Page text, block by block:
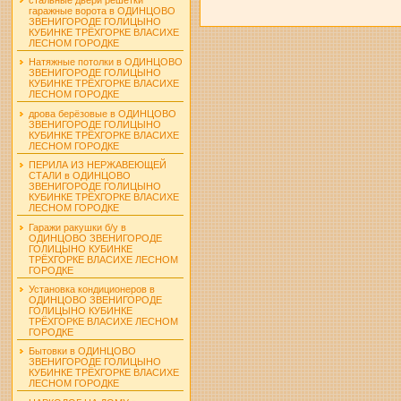
гаражные ворота в ОДИНЦОВО
ЗВЕНИГОРОДЕ ГОЛИЦЫНО
КУБИНКЕ ТРЁХГОРКЕ ВЛАСИХЕ
ЛЕСНОМ ГОРОДКЕ
Натяжные потолки в ОДИНЦОВО
ЗВЕНИГОРОДЕ ГОЛИЦЫНО
КУБИНКЕ ТРЁХГОРКЕ ВЛАСИХЕ
ЛЕСНОМ ГОРОДКЕ
дрова берёзовые в ОДИНЦОВО
ЗВЕНИГОРОДЕ ГОЛИЦЫНО
КУБИНКЕ ТРЁХГОРКЕ ВЛАСИХЕ
ЛЕСНОМ ГОРОДКЕ
ПЕРИЛА ИЗ НЕРЖАВЕЮЩЕЙ
СТАЛИ в ОДИНЦОВО
ЗВЕНИГОРОДЕ ГОЛИЦЫНО
КУБИНКЕ ТРЁХГОРКЕ ВЛАСИХЕ
ЛЕСНОМ ГОРОДКЕ
Гаражи ракушки б/у в
ОДИНЦОВО ЗВЕНИГОРОДЕ
ГОЛИЦЫНО КУБИНКЕ
ТРЁХГОРКЕ ВЛАСИХЕ ЛЕСНОМ
ГОРОДКЕ
Установка кондиционеров в
ОДИНЦОВО ЗВЕНИГОРОДЕ
ГОЛИЦЫНО КУБИНКЕ
ТРЁХГОРКЕ ВЛАСИХЕ ЛЕСНОМ
ГОРОДКЕ
Бытовки в ОДИНЦОВО
ЗВЕНИГОРОДЕ ГОЛИЦЫНО
КУБИНКЕ ТРЁХГОРКЕ ВЛАСИХЕ
ЛЕСНОМ ГОРОДКЕ